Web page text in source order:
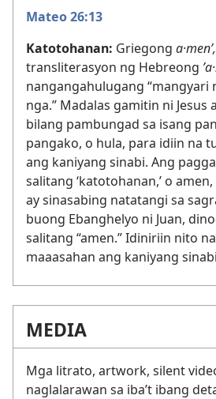
Mateo 26:13
Katotohanan: Griegong a·menʹ,
transliterasyon ng Hebreong
nangangahulugang “mangyari
nga.” Madalas gamitin ni Jesus
bilang pambungad sa isang
pangako, o hula, para idiin na
ang kaniyang sinabi. Ang
salitang ‘katotohanan,’ o
ay sinasabing natatangi sa
buong Ebanghelyo ni Juan,
salitang “amen.” Idiniriin nito
maaasahan ang kaniyang
MEDIA
Mga litrato, artwork, silent
naglalarawan sa iba’t ibang